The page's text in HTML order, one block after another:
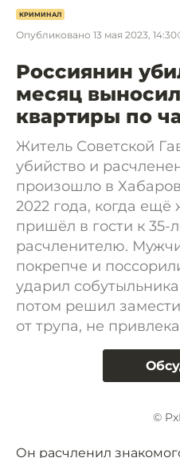
КРИМИНАЛ
Опубликовано 13 мая 2023, 14:30
Россиянин
месяц
квартиры по
Житель Советской
убийство и
произошло в
2022 года, когда
пришёл в гости к 35-
расчленителю.
покрепче и
ударил
потом решил
от трупа, не
©
Он расчленил